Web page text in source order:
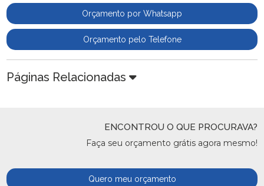
Orçamento por Whatsapp
Orçamento pelo Telefone
Páginas Relacionadas
ENCONTROU O QUE PROCURAVA?
Faça seu orçamento grátis agora mesmo!
Quero meu orçamento